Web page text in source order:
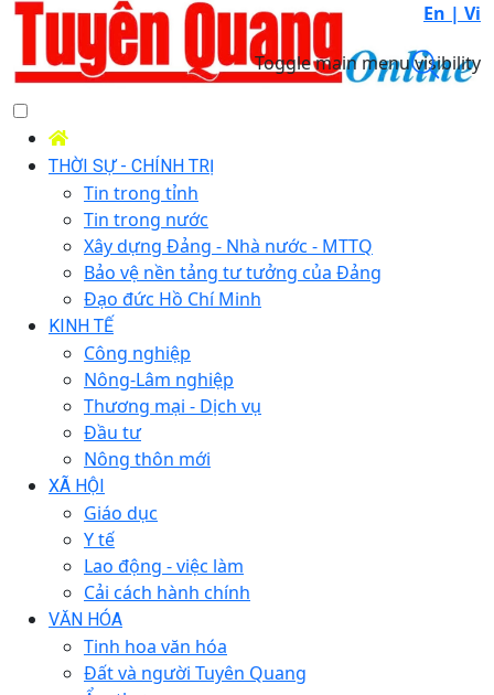
En | Vi
Toggle main menu visibility
THỜI SỰ - CHÍNH TRỊ
Tin trong tỉnh
Tin trong nước
Xây dựng Đảng - Nhà nước - MTTQ
Bảo vệ nền tảng tư tưởng của Đảng
Đạo đức Hồ Chí Minh
KINH TẾ
Công nghiệp
Nông-Lâm nghiệp
Thương mại - Dịch vụ
Đầu tư
Nông thôn mới
XÃ HỘI
Giáo dục
Y tế
Lao động - việc làm
Cải cách hành chính
VĂN HÓA
Tinh hoa văn hóa
Đất và người Tuyên Quang